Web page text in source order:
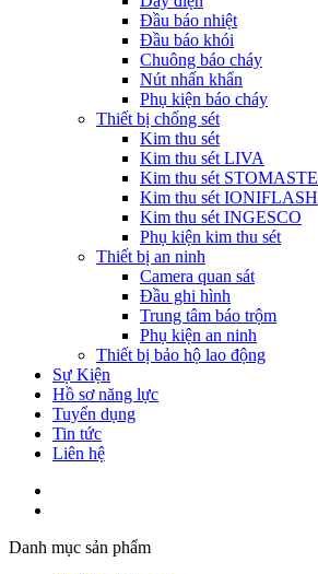
Đầu báo nhiệt
Đầu báo khói
Chuông báo cháy
Nút nhấn khẩn
Phụ kiện báo cháy
Thiết bị chống sét
Kim thu sét
Kim thu sét LIVA
Kim thu sét
Kim thu sét IONIFLASH
Kim thu sét INGESCO
Phụ kiện kim thu sét
Thiết bị an ninh
Camera quan sát
Đầu ghi hình
Trung tâm báo trộm
Phụ kiện an ninh
Thiết bị bảo hộ lao động
Sự Kiện
Hồ sơ năng lực
Tuyển dụng
Tin tức
Liên hệ
Danh mục sản phẩm